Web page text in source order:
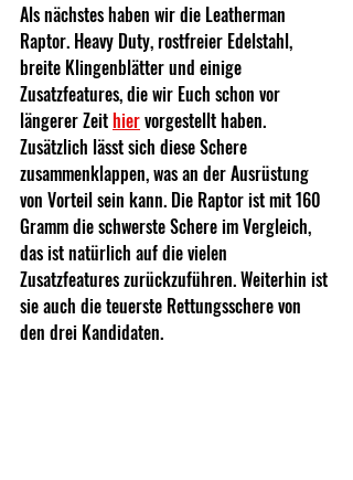
Als nächstes haben wir die Leatherman
Raptor. Heavy Duty, rostfreier Edelstahl,
breite Klingenblätter und einige
Zusatzfeatures, die wir Euch schon vor
längerer Zeit hier vorgestellt haben.
Zusätzlich lässt sich diese Schere
zusammenklappen, was an der Ausrüstung
von Vorteil sein kann. Die Raptor ist mit 160
Gramm die schwerste Schere im Vergleich,
das ist natürlich auf die vielen
Zusatzfeatures zurückzuführen. Weiterhin ist
sie auch die teuerste Rettungsschere von
den drei Kandidaten.